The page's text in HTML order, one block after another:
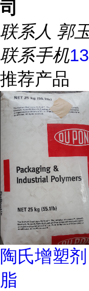
司
联系人 郭
联系手机
推荐产品
陶氏增塑
脂